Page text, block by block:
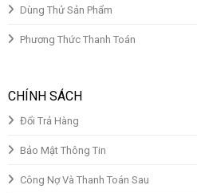
Dùng Thử Sản Phẩm
Phương Thức Thanh Toán
CHÍNH SÁCH
Đổi Trả Hàng
Bảo Mật Thông Tin
Công Nợ Và Thanh Toán Sau